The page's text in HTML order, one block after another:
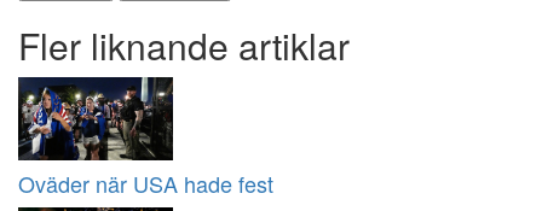
Fler liknande artiklar
Oväder när USA hade fest